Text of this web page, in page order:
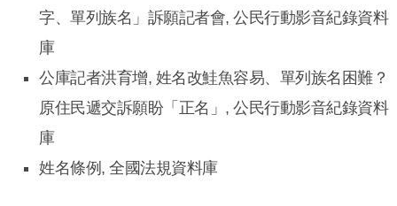
字、單列族名」訴願記者會, 公民行動影音紀錄資料
庫
公庫記者洪育增, 姓名改鮭魚容易、單列族名困難？
原住民遞交訴願盼「正名」, 公民行動影音紀錄資料
庫
姓名條例, 全國法規資料庫